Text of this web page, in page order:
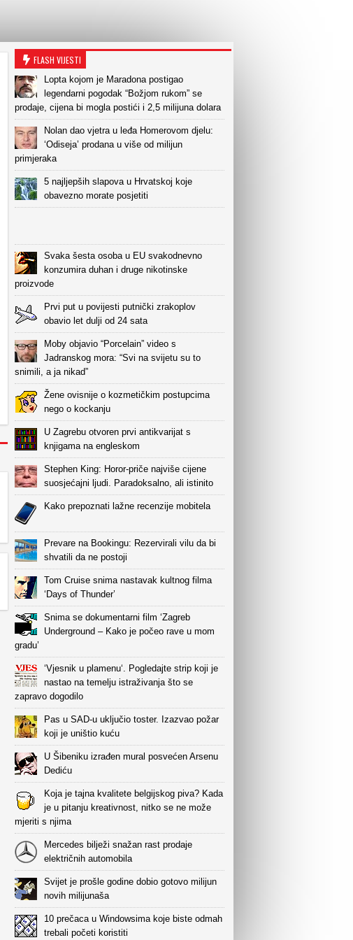
FLASH VIJESTI
Lopta kojom je Maradona postigao
legendarni pogodak “Božjom rukom” se
prodaje, cijena bi mogla postići i 2,5 milijuna dolara
Nolan dao vjetra u leđa Homerovom djelu:
‘Odiseja’ prodana u više od milijun
primjeraka
5 najljepših slapova u Hrvatskoj koje
obavezno morate posjetiti
Svaka šesta osoba u EU svakodnevno
konzumira duhan i druge nikotinske
proizvode
Prvi put u povijesti putnički zrakoplov
obavio let dulji od 24 sata
Moby objavio “Porcelain” video s
Jadranskog mora: “Svi na svijetu su to
snimili, a ja nikad”
Žene ovisnije o kozmetičkim postupcima
nego o kockanju
U Zagrebu otvoren prvi antikvarijat s
knjigama na engleskom
Stephen King: Horor-priče najviše cijene
suosjećajni ljudi. Paradoksalno, ali istinito
Kako prepoznati lažne recenzije mobitela
Prevare na Bookingu: Rezervirali vilu da bi
shvatili da ne postoji
Tom Cruise snima nastavak kultnog filma
‘Days of Thunder’
Snima se dokumentarni film ‘Zagreb
Underground – Kako je počeo rave u mom
gradu’
‘Vjesnik u plamenu‘. Pogledajte strip koji je
nastao na temelju istraživanja što se
zapravo dogodilo
Pas u SAD-u uključio toster. Izazvao požar
koji je uništio kuću
U Šibeniku izrađen mural posvećen Arsenu
Dediću
Koja je tajna kvalitete belgijskog piva? Kada
je u pitanju kreativnost, nitko se ne može
mjeriti s njima
Mercedes bilježi snažan rast prodaje
električnih automobila
Svijet je prošle godine dobio gotovo milijun
novih milijunaša
10 prečaca u Windowsima koje biste odmah
trebali početi koristiti